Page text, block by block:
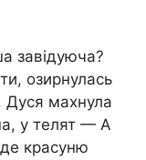
завідуюча?
озирнулась
Дуся махнула
у телят — А
красуню